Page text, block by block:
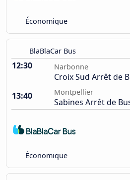
Économique
BlaBlaCar Bus
12:30 Narbonne
Croix Sud Arrêt de
13:40
Montpellier
Sabines Arrêt de
Économique